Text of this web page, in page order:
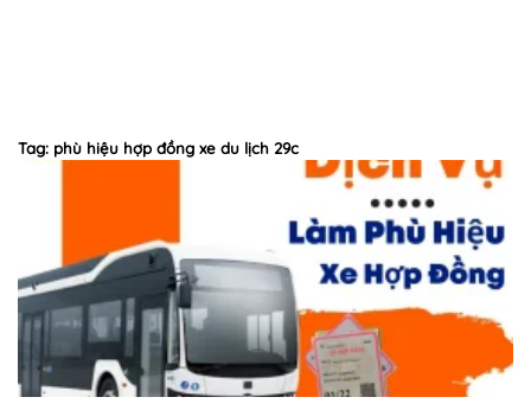
Tag: phù hiệu hợp đồng xe du lịch 29c